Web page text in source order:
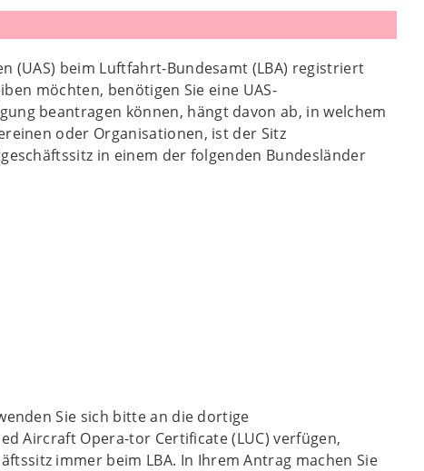
(UAS) beim Luftfahrt-Bundesamt (LBA) registriert
möchten, benötigen Sie eine UAS-
beantragen können, hängt davon ab, in welchem
oder Organisationen, ist der Sitz
in einem der folgenden Bundesländer
Sie sich bitte an die dortige
Aircraft Opera-tor Certificate (LUC) verfügen,
immer beim LBA. In Ihrem Antrag machen Sie